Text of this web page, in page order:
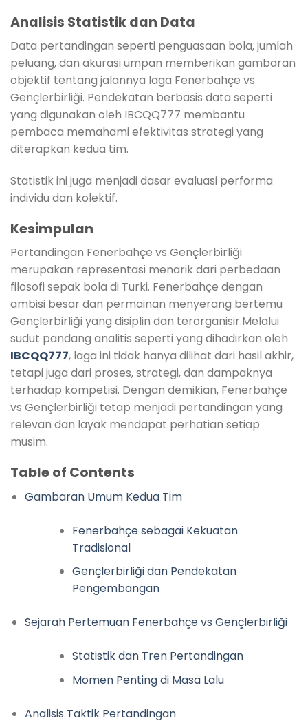
Analisis Statistik dan Data
Data pertandingan seperti penguasaan bola, jumlah
peluang, dan akurasi umpan memberikan gambaran
objektif tentang jalannya laga Fenerbahçe vs
Gençlerbirliği. Pendekatan berbasis data seperti
yang digunakan oleh IBCQQ777 membantu
pembaca memahami efektivitas strategi yang
diterapkan kedua tim.
Statistik ini juga menjadi dasar evaluasi performa
individu dan kolektif.
Kesimpulan
Pertandingan Fenerbahçe vs Gençlerbirliği
merupakan representasi menarik dari perbedaan
filosofi sepak bola di Turki. Fenerbahçe dengan
ambisi besar dan permainan menyerang bertemu
Gençlerbirliği yang disiplin dan terorganisir.Melalui
sudut pandang analitis seperti yang dihadirkan oleh
IBCQQ777, laga ini tidak hanya dilihat dari hasil akhir,
tetapi juga dari proses, strategi, dan dampaknya
terhadap kompetisi. Dengan demikian, Fenerbahçe
vs Gençlerbirliği tetap menjadi pertandingan yang
relevan dan layak mendapat perhatian setiap
musim.
Table of Contents
Gambaran Umum Kedua Tim
Fenerbahçe sebagai Kekuatan
Tradisional
Gençlerbirliği dan Pendekatan
Pengembangan
Sejarah Pertemuan Fenerbahçe vs Gençlerbirliği
Statistik dan Tren Pertandingan
Momen Penting di Masa Lalu
Analisis Taktik Pertandingan